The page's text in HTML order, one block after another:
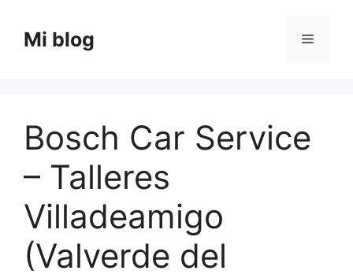
contenido
Mi blog Menú
Bosch Car Service
– Talleres
Villadeamigo
(Valverde del